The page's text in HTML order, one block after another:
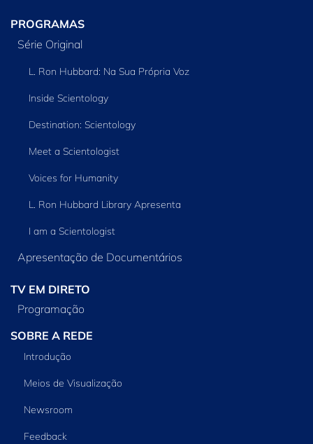
PROGRAMAS
Série Original
L. Ron Hubbard: Na Sua Própria Voz
Inside Scientology
Destination: Scientology
Meet a Scientologist
Voices for Humanity
L. Ron Hubbard Library Apresenta
I am a Scientologist
Apresentação de Documentários
TV EM DIRETO
Programação
SOBRE A REDE
Introdução
Meios de Visualização
Newsroom
Feedback